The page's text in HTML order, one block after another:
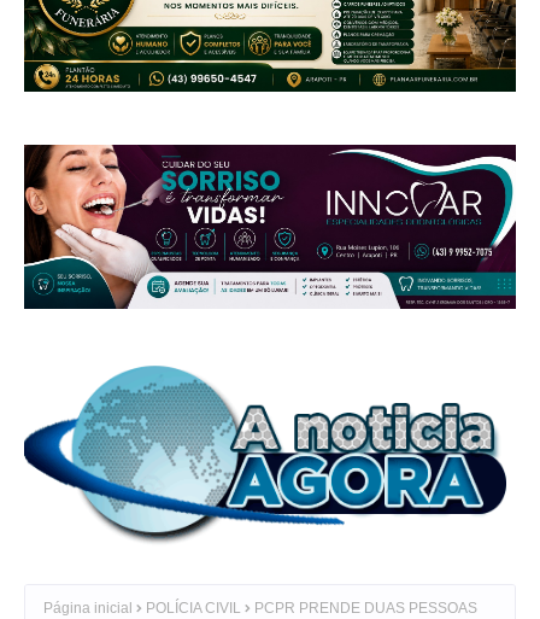
Página inicial POLÍCIA CIVIL
PCPR PRENDE DUAS PESSOAS